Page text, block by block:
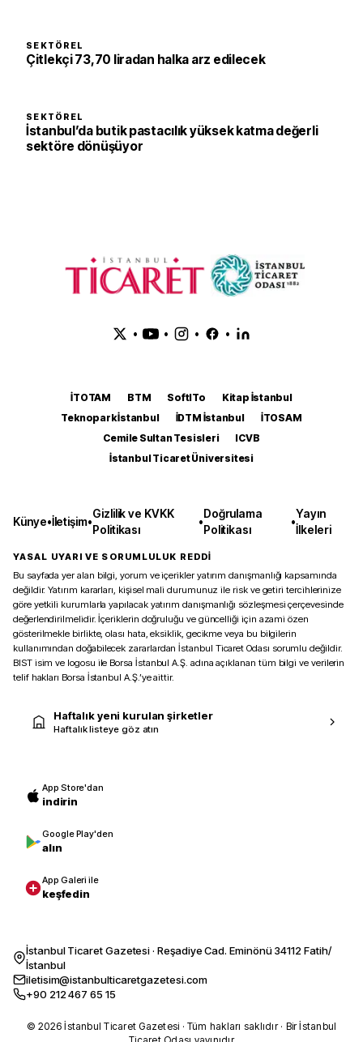
SEKTÖREL
Çitlekçi 73,70 liradan halka arz edilecek
SEKTÖREL
İstanbul’da butik pastacılık yüksek katma değerli
sektöre dönüşüyor
• • • •
İTOTAM BTM SoftITo
Kitap İstanbul
Teknopark İstanbul
İDTM İstanbul
İTOSAM
Cemile Sultan Tesisleri
ICVB
İstanbul Ticaret Üniversitesi
Künye•İletişim•
Gizlilik ve KVKK
Politikası
•
Doğrulama
Politikası
•
Yayın
İlkeleri
YASAL UYARI VE SORUMLULUK REDDİ
Bu sayfada yer alan bilgi, yorum ve içerikler yatırım danışmanlığı kapsamında
değildir. Yatırım kararları, kişisel mali durumunuz ile risk ve getiri tercihlerinize
göre yetkili kurumlarla yapılacak yatırım danışmanlığı sözleşmesi çerçevesinde
değerlendirilmelidir. İçeriklerin doğruluğu ve güncelliği için azami özen
gösterilmekle birlikte, olası hata, eksiklik, gecikme veya bu bilgilerin
kullanımından doğabilecek zararlardan İstanbul Ticaret Odası sorumlu değildir.
BIST isim ve logosu ile Borsa İstanbul A.Ş. adına açıklanan tüm bilgi ve verilerin
telif hakları Borsa İstanbul A.Ş.’ye aittir.
Haftalık yeni kurulan şirketler
Haftalık listeye göz atın
App Store'dan
indirin
Google Play'den
alın
App Galeri ile
keşfedin
İstanbul Ticaret Gazetesi · Reşadiye Cad. Eminönü 34112 Fatih/
İstanbul
iletisim@istanbulticaretgazetesi.com
+90 212 467 65 15
© 2026 İstanbul Ticaret Gazetesi · Tüm hakları saklıdır · Bir İstanbul